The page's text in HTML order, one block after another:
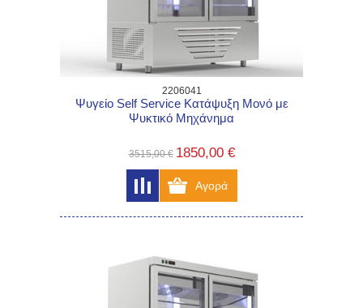
2206041
Ψυγείο Self Service Κατάψυξη Μονό με
Ψυκτικό Μηχάνημα
3515,00 € 1850,00 €